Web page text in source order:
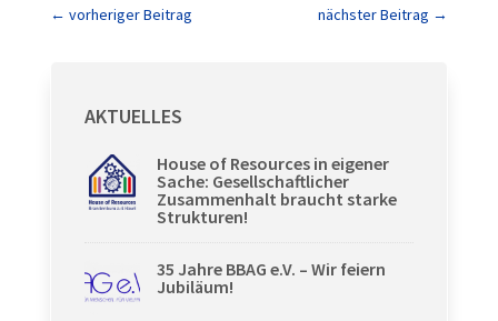
← vorheriger Beitrag nächster Beitrag →
AKTUELLES
House of Resources in eigener
Sache: Gesellschaftlicher
Zusammenhalt braucht starke
Strukturen!
35 Jahre BBAG e.V. – Wir feiern
Jubiläum!